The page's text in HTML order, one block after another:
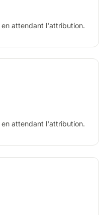
attendant l'attribution.
attendant l'attribution.